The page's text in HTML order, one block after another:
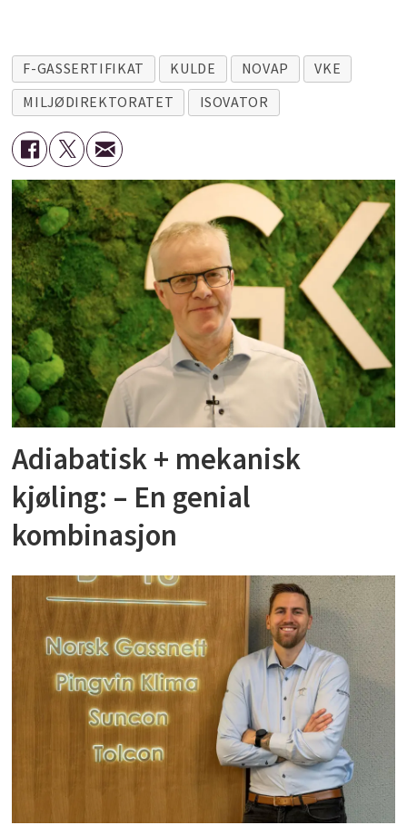
F-GASSERTIFIKAT KULDE NOVAP
VKE
MILJØDIREKTORATET
ISOVATOR
Adiabatisk + mekanisk
kjøling: – En genial
kombinasjon